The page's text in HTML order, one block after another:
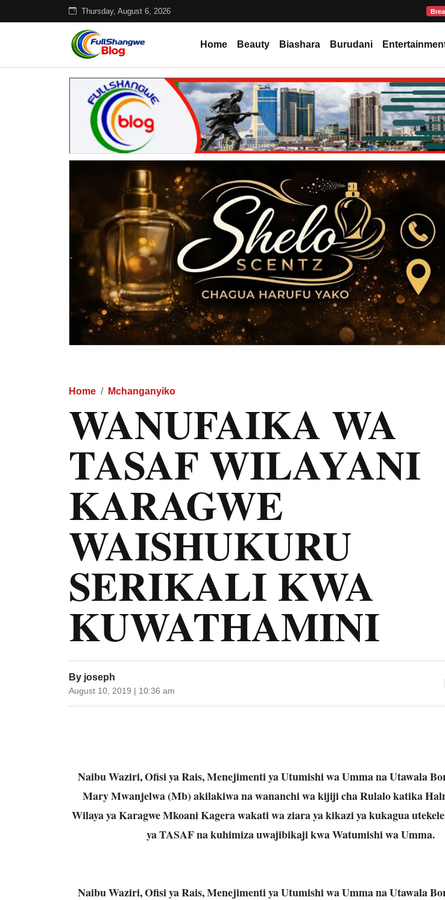
Thursday, August 6, 2026
Home Beauty Biashara Burudani
Home Mchanganyiko
WANUFAIKA WA
TASAF WILAYANI
KARAGWE
WAISHUKURU
SERIKALI KWA
KUWATHAMINI
By joseph
August 10, 2019 | 10:36 am
Naibu Waziri, Ofisi ya Rais, Menejimenti ya Utumishi wa Umma na Utawala
Mary Mwanjelwa (Mb) akilakiwa na wananchi wa kijiji cha Rulalo katika
Wilaya ya Karagwe Mkoani Kagera wakati wa ziara ya kikazi ya kukagua
ya TASAF na kuhimiza uwajibikaji kwa Watumishi wa Umma.
Naibu Waziri, Ofisi ya Rais, Menejimenti ya Utumishi wa Umma na Utawala